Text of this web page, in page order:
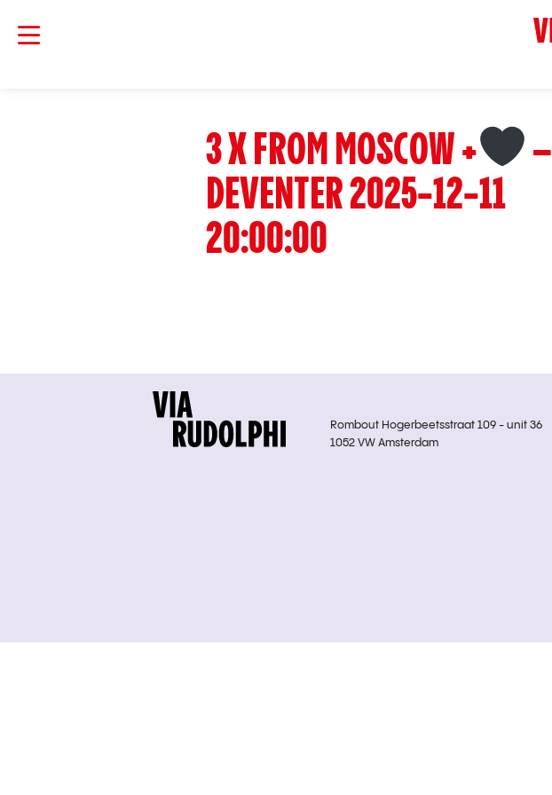
3 X FROM MOSCOW +
–
DEVENTER 2025-12-11
20:00:00
Rombout Hogerbeetsstraat 109 - unit 36
1052 VW Amsterdam